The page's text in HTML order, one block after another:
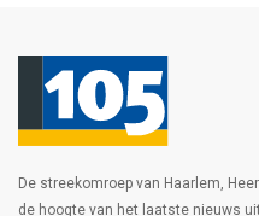
De streekomroep van Haarlem,
de hoogte van het laatste nieuws